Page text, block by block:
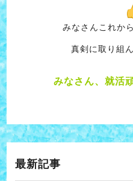
みなさんこれか
真剣に取り組
みなさん、就活
最新記事